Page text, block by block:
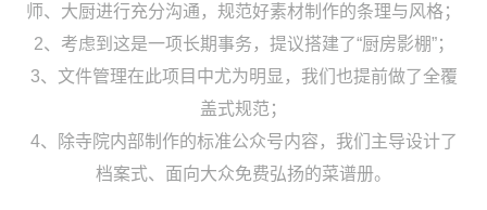
师、大厨进行充分沟通，规范好素材制作的条理与风格；
2、考虑到这是一项长期事务，提议搭建了“厨房影棚”；
3、文件管理在此项目中尤为明显，我们也提前做了全覆
盖式规范；
4、除寺院内部制作的标准公众号内容，我们主导设计了
档案式、面向大众免费弘扬的菜谱册。